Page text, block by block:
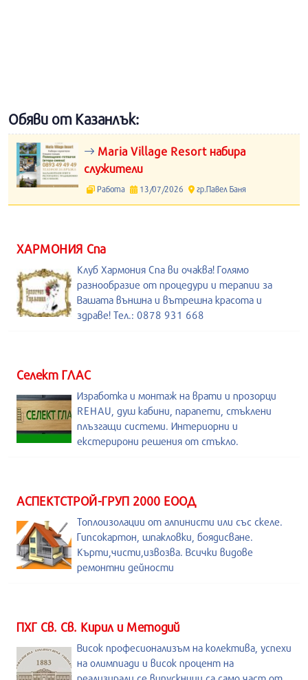
Обяви от Казанлък:
Maria Village Resort набира
служители
Работа 13/07/2026 гр.Павел Баня
ХАРМОНИЯ Спа
Клуб Хармония Спа ви очаква! Голямо
разнообразие от процедури и терапии за
Вашата външна и вътрешна красота и
здраве! Тел.: 0878 931 668
Селект ГЛАС
Изработка и монтаж на врати и прозорци
REHAU, душ кабини, парапети, стъклени
плъзгащи системи. Интериорни и
екстерирони решения от стъкло.
АСПЕКТСТРОЙ-ГРУП 2000 ЕООД
Топлоизолации от алпинисти или със скеле.
Гипсокартон, шпакловки, боядисване.
Кърти,чисти,извозва. Всички видове
ремонтни дейности
ПХГ Св. Св. Кирил и Методий
Висок професионализъм на колектива, успехи
на олимпиади и висок процент на